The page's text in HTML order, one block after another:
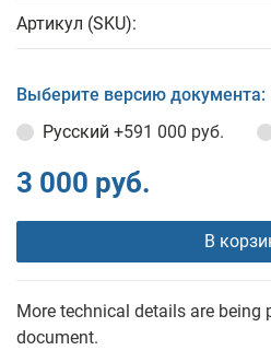
Артикул (SKU):
Выберите версию документа:
Русский +591 000 руб.
3 000 руб.
В
More technical details are being
document.